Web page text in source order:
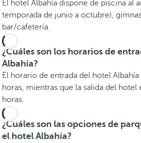
El hotel Albahía dispone de piscina al
temporada de junio a octubre),
bar/cafetería.
¿Cuáles son los horarios de
Albahía?
El horario de entrada del hotel
horas, mientras que la salida del hotel
horas.
¿Cuáles son las opciones de
el hotel Albahía?